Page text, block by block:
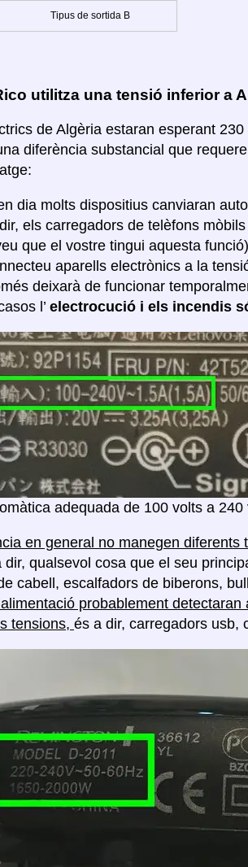
Tipus de sortida B
utilitza una tensió inferior a
de Algèria estaran esperant
diferència substancial que
dia molts dispositius canviaran
els carregadors de telèfons
que el vostre tingui aquesta
aparells electrònics a la
deixarà de funcionar
l’ electrocució i els incendis
adequada de 100 volts a 240
en general no manegen diferents
qualsevol cosa que el seu
cabell, escalfadors de biberons,
probablement detectaran
tensions, és a dir, carregadors usb,